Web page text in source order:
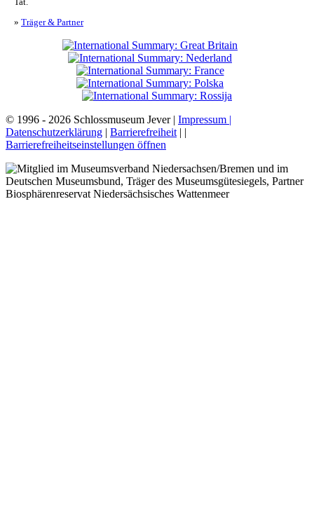
» Träger & Partner
© 1996 - 2026 Schlossmuseum Jever | Impressum |
Datenschutzerklärung | Barrierefreiheit | |
Barrierefreiheitseinstellungen öffnen